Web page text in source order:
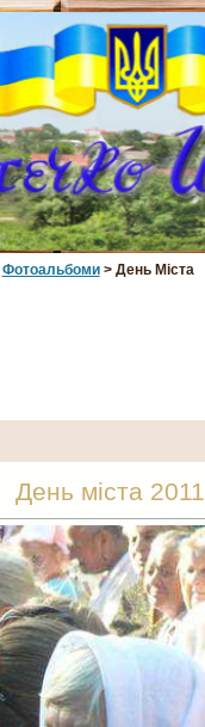
Фотоальбоми> День Міста
День міста 2011